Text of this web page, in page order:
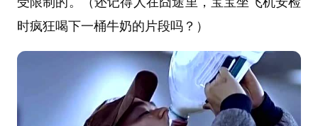
时疯狂喝下一桶牛奶的片段吗？）